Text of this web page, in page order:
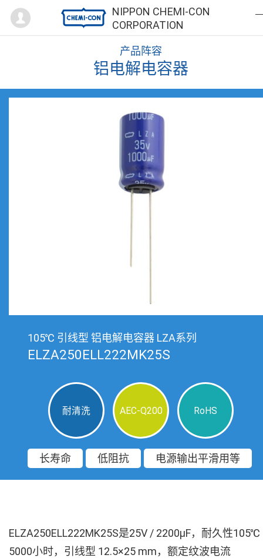
NIPPON CHEMI-CON
CORPORATION
Mypage
产品阵容
铝电解电容器
105℃ 引线型 铝电解电容器 LZA系列
ELZA250ELL222MK25S
耐清洗 AEC-Q200 RoHS
长寿命 低阻抗 电源输出平滑用等
ELZA250ELL222MK25S是25V / 2200µF，耐久性105℃
5000小时，引线型 12.5×25 mm，额定纹波电流